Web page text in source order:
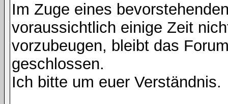
Im Zuge eines
voraussichtlich einige Zeit
vorzubeugen, bleibt das
geschlossen.
Ich bitte um euer Verständnis.